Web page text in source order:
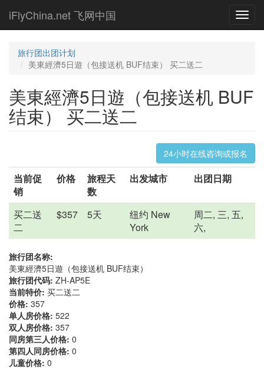
main
iFlyChina.net 飞网中国
旅行团出团计划
美東經濟5日遊（包接送机 BUF结束） 买二送二
美東經濟5日遊（包接送机 BUF
结束） 买二送二
24小时在线咨询或报名
当前促
销
价格
旅程天
数
出发城市 出团日期
买二送
二
$357 5天
纽约 New
York
周二, 三, 五,
六,
旅行团名称:
美東經濟5日遊（包接送机 BUF结束）
旅行团代码: ZH-AP5E
当前特价: 买二送二
价格: 357
单人房价格: 522
双人房价格: 357
同房第三人价格: 0
第四人同房价格: 0
儿童价格: 0